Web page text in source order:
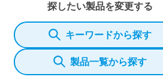
探したい製品を変更する
キーワードから探す
製品一覧から探す